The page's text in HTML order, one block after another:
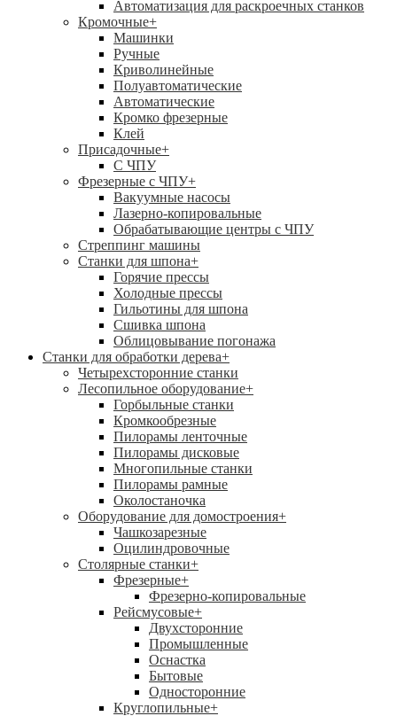
Автоматизация для раскроечных станков
Кромочные+
Машинки
Ручные
Криволинейные
Полуавтоматические
Автоматические
Кромко фрезерные
Клей
Присадочные+
С ЧПУ
Фрезерные с ЧПУ+
Вакуумные насосы
Лазерно-копировальные
Обрабатывающие центры с ЧПУ
Стреппинг машины
Станки для шпона+
Горячие прессы
Холодные прессы
Гильотины для шпона
Сшивка шпона
Облицовывание погонажа
Станки для обработки дерева+
Четырехсторонние станки
Лесопильное оборудование+
Горбыльные станки
Кромкообрезные
Пилорамы ленточные
Пилорамы дисковые
Многопильные станки
Пилорамы рамные
Околостаночка
Оборудование для домостроения+
Чашкозарезные
Оцилиндровочные
Столярные станки+
Фрезерные+
Фрезерно-копировальные
Рейсмусовые+
Двухсторонние
Промышленные
Оснастка
Бытовые
Односторонние
Круглопильные+